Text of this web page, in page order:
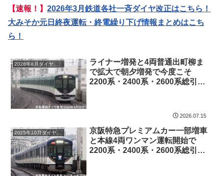
【速報！】 2026年3月鉄道各社一斉ダイヤ改正はこちら！
大みそか元日終夜運転・終電繰り下げ情報まとめはこち
ら！
2026年8月ダイヤ改正
ライナー増発と4両普通出町柳ま
で拡大で朝夕増発で今度こそ
2200系・2400系・2600系総引退
2026.07.15
京阪特急プレミアムカー一部増車
と本線4両ワンマン運転開始で
2200系・2400系・2600系総引退